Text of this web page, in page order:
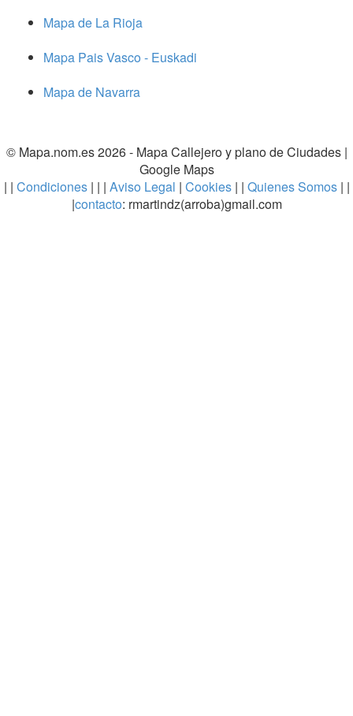
Mapa de La Rioja
Mapa Pais Vasco - Euskadi
Mapa de Navarra
© Mapa.nom.es 2026 - Mapa Callejero y plano de Ciudades|
Google Maps
| | Condiciones| | | Aviso Legal | Cookies | | Quienes Somos | |
|contacto: rmartindz(arroba)gmail.com